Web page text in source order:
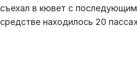
съехал в кювет с
средстве находилось 20